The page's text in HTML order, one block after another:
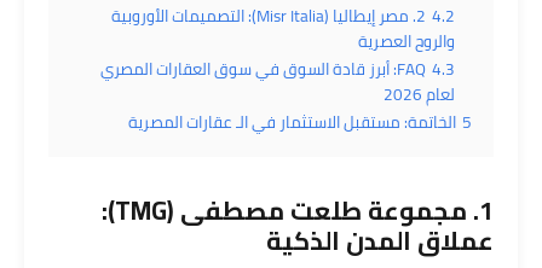
4.2
2. مصر إيطاليا (Misr Italia): التصميمات الأوروبية
والروح العصرية
4.3
FAQ: أبرز قادة السوق في سوق العقارات المصري
لعام 2026
5 الخاتمة: مستقبل الاستثمار في الـ عقارات المصرية
1. مجموعة طلعت مصطفى (TMG):
عملاق المدن الذكية